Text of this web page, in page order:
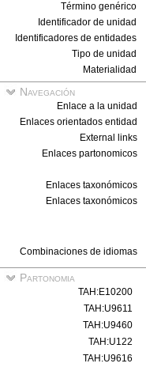
Término genérico
Identificador de unidad
Identificadores de entidades
Tipo de unidad
Materialidad
Navegación
Enlace a la unidad
Enlaces orientados entidad
External links
Enlaces partonomicos
Enlaces taxonómicos
Enlaces taxonómicos
Combinaciones de idiomas
Partonomia
TAH:E10200
TAH:U9611
TAH:U9460
TAH:U122
TAH:U9616